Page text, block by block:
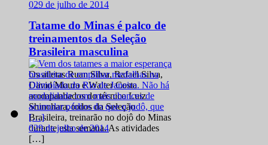
029 de julho de 2014
Tatame do Minas é palco de
treinamentos da Seleção
Brasileira masculina
Os atletas Ruan Silva, Rafael Silva,
David Moura e Walter Costa
acompanhados do técnico Luiz
Shinohara, todos da Seleção
Brasileira, treinarão no dojô do Minas
durante esta semana. As atividades
[…]
029 de julho de 2014